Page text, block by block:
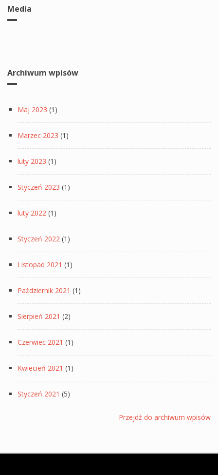
Media
Archiwum wpisów
Maj 2023 (1)
Marzec 2023 (1)
luty 2023 (1)
Styczeń 2023 (1)
luty 2022 (1)
Styczeń 2022 (1)
Listopad 2021 (1)
Październik 2021 (1)
Sierpień 2021 (2)
Czerwiec 2021 (1)
Kwiecień 2021 (1)
Styczeń 2021 (5)
Przejdź do archiwum wpisów